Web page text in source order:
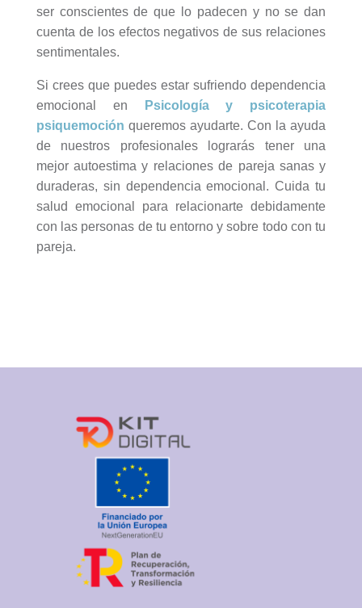
ser conscientes de que lo padecen y no se dan
cuenta de los efectos negativos de sus relaciones
sentimentales.
Si crees que puedes estar sufriendo dependencia
emocional en
Psicología y psicoterapia
psiquemoción queremos ayudarte. Con la ayuda
de nuestros profesionales lograrás tener una
mejor autoestima y relaciones de pareja sanas y
duraderas, sin dependencia emocional. Cuida tu
salud emocional para relacionarte debidamente
con las personas de tu entorno y sobre todo con tu
pareja.